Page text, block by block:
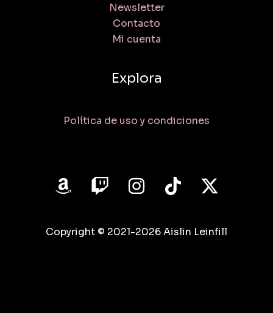
Newsletter
Contacto
Mi cuenta
Explora
Política de uso y condiciones
Copyright © 2021-2026 Aislin Leinfill